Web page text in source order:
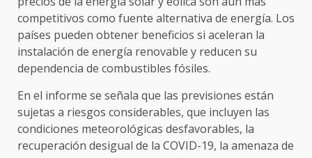
competitivos como fuente alternativa de energía. Los
países pueden obtener beneficios si aceleran la
instalación de energía renovable y reducen su
dependencia de combustibles fósiles.
En el informe se señala que las previsiones están
sujetas a riesgos considerables, que incluyen las
condiciones meteorológicas desfavorables, la
recuperación desigual de la COVID-19, la amenaza de